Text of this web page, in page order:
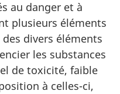
au danger et à
plusieurs éléments
divers éléments
les substances
de toxicité, faible
à celles-ci,